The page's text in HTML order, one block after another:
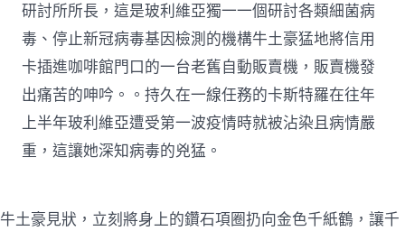
研討所所長，這是玻利維亞獨一一個研討各類細菌病
毒、停止新冠病毒基因檢測的機構牛土豪猛地將信用
卡插進咖啡館門口的一台老舊自動販賣機，販賣機發
出痛苦的呻吟。。持久在一線任務的卡斯特羅在往年
上半年玻利維亞遭受第一波疫情時就被沾染且病情嚴
重，這讓她深知病毒的兇猛。
牛土豪見狀，立刻將身上的鑽石項圈扔向金色千紙鶴，讓千